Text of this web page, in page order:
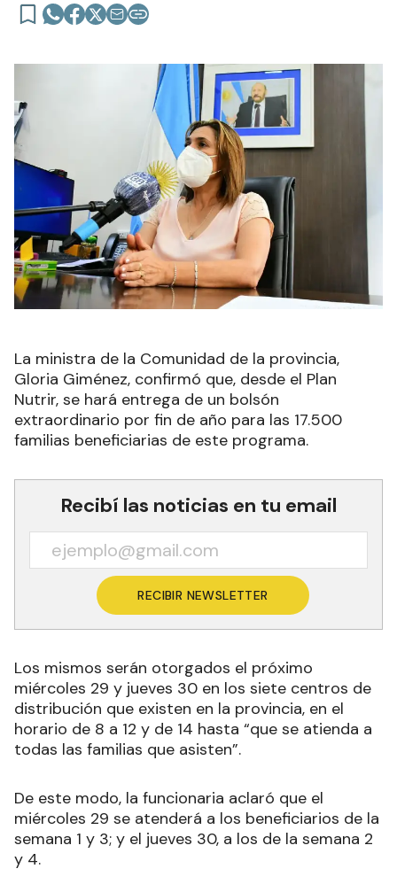
La ministra de la Comunidad de la provincia,
Gloria Giménez, confirmó que, desde el Plan
Nutrir, se hará entrega de un bolsón
extraordinario por fin de año para las 17.500
familias beneficiarias de este programa.
Recibí las noticias en tu email
RECIBIR NEWSLETTER
Los mismos serán otorgados el próximo
miércoles 29 y jueves 30 en los siete centros de
distribución que existen en la provincia, en el
horario de 8 a 12 y de 14 hasta “que se atienda a
todas las familias que asisten”.
De este modo, la funcionaria aclaró que el
miércoles 29 se atenderá a los beneficiarios de la
semana 1 y 3; y el jueves 30, a los de la semana 2
y 4.